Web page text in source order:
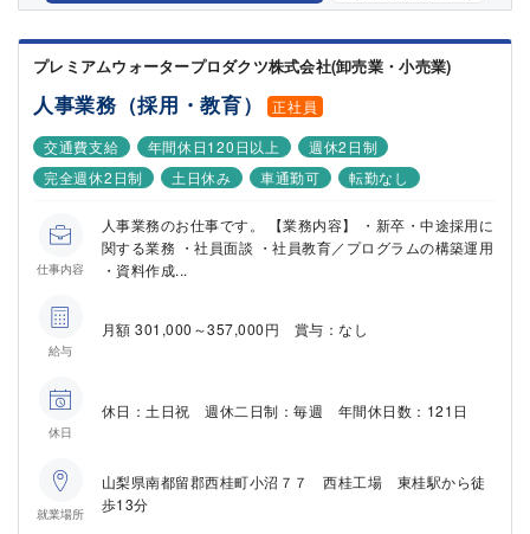
プレミアムウォータープロダクツ株式会社(卸売業・小売業)
人事業務（採用・教育）
正社員
交通費支給
年間休日120日以上
週休2日制
完全週休2日制
土日休み 車通勤可 転勤なし
仕事内容
人事業務のお仕事です。 【業務内容】 ・新卒・中途採用に
関する業務 ・社員面談 ・社員教育／プログラムの構築運用
・資料作成...
給与
月額 301,000～357,000円 賞与：なし
休日
休日：土日祝 週休二日制：毎週 年間休日数：121日
就業場所
山梨県南都留郡西桂町小沼７７ 西桂工場 東桂駅から徒
歩13分